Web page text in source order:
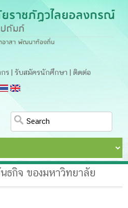
ร|รับสมัครนักศึกษา|ติดต่อ
กิจ ของมหาวิทยาลัย